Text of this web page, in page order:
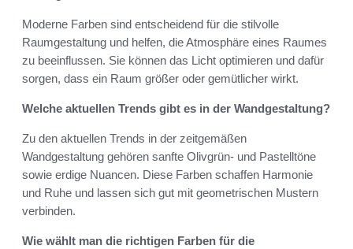
Moderne Farben sind entscheidend für die stilvolle
Raumgestaltung und helfen, die Atmosphäre eines Raumes
zu beeinflussen. Sie können das Licht optimieren und dafür
sorgen, dass ein Raum größer oder gemütlicher wirkt.
Welche aktuellen Trends gibt es in der Wandgestaltung?
Zu den aktuellen Trends in der zeitgemäßen
Wandgestaltung gehören sanfte Olivgrün- und Pastelltöne
sowie erdige Nuancen. Diese Farben schaffen Harmonie
und Ruhe und lassen sich gut mit geometrischen Mustern
verbinden.
Wie wählt man die richtigen Farben für die